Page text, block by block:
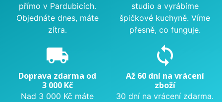
přímo v Pardubicích.
Objednáte dnes, máte
zítra.
studio a vyrábíme
špičkové kuchyně. Víme
přesně, co funguje.
local_shipping
Doprava zdarma od
3 000 Kč
Nad 3 000 Kč máte
sync
Až 60 dní na vrácení
zboží
30 dní na vrácení zdarma.